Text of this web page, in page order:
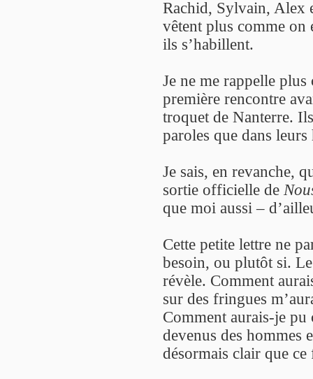
Rachid, Sylvain, Alex
vêtent plus comme on
ils s’habillent.
Je ne me rappelle
première rencontre
troquet de Nanterre.
paroles que dans leurs
Je sais, en revanche,
sortie officielle de
que moi aussi –
Cette petite lettre ne
besoin, ou plutôt si.
révèle. Comment
sur des fringues
Comment aurais-je pu
devenus des hommes
désormais clair que